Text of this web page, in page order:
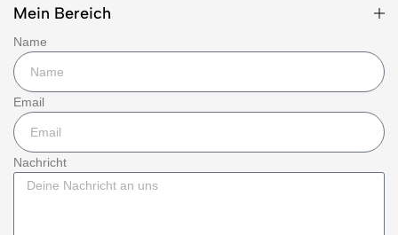
Mein Bereich
Name
Email
Nachricht